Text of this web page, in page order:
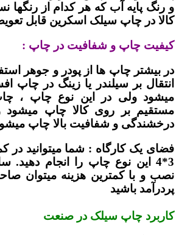
و رنگ پایه آب که هر کدام از
کالا در چاپ سیلک اسکرین قابل
کیفیت چاپ و شفافیت در چاپ :
در بیشتر چاپ ها از پودر و جوهر
انتقال بر سیلندر یا زینگ در چاپ
میشود ولی در این نوع چاپ ،
مستقیم بر روی کالا چاپ میشود
درخشندگی و شفافیت بالا چاپ
فضای یک کارگاه : شما میتوانید در
3*4 این نوع چاپ را انجام
نصب و با کمترین هزینه میتوان
پردرآمد باشید
کاربرد چاپ سیلک در صنعت